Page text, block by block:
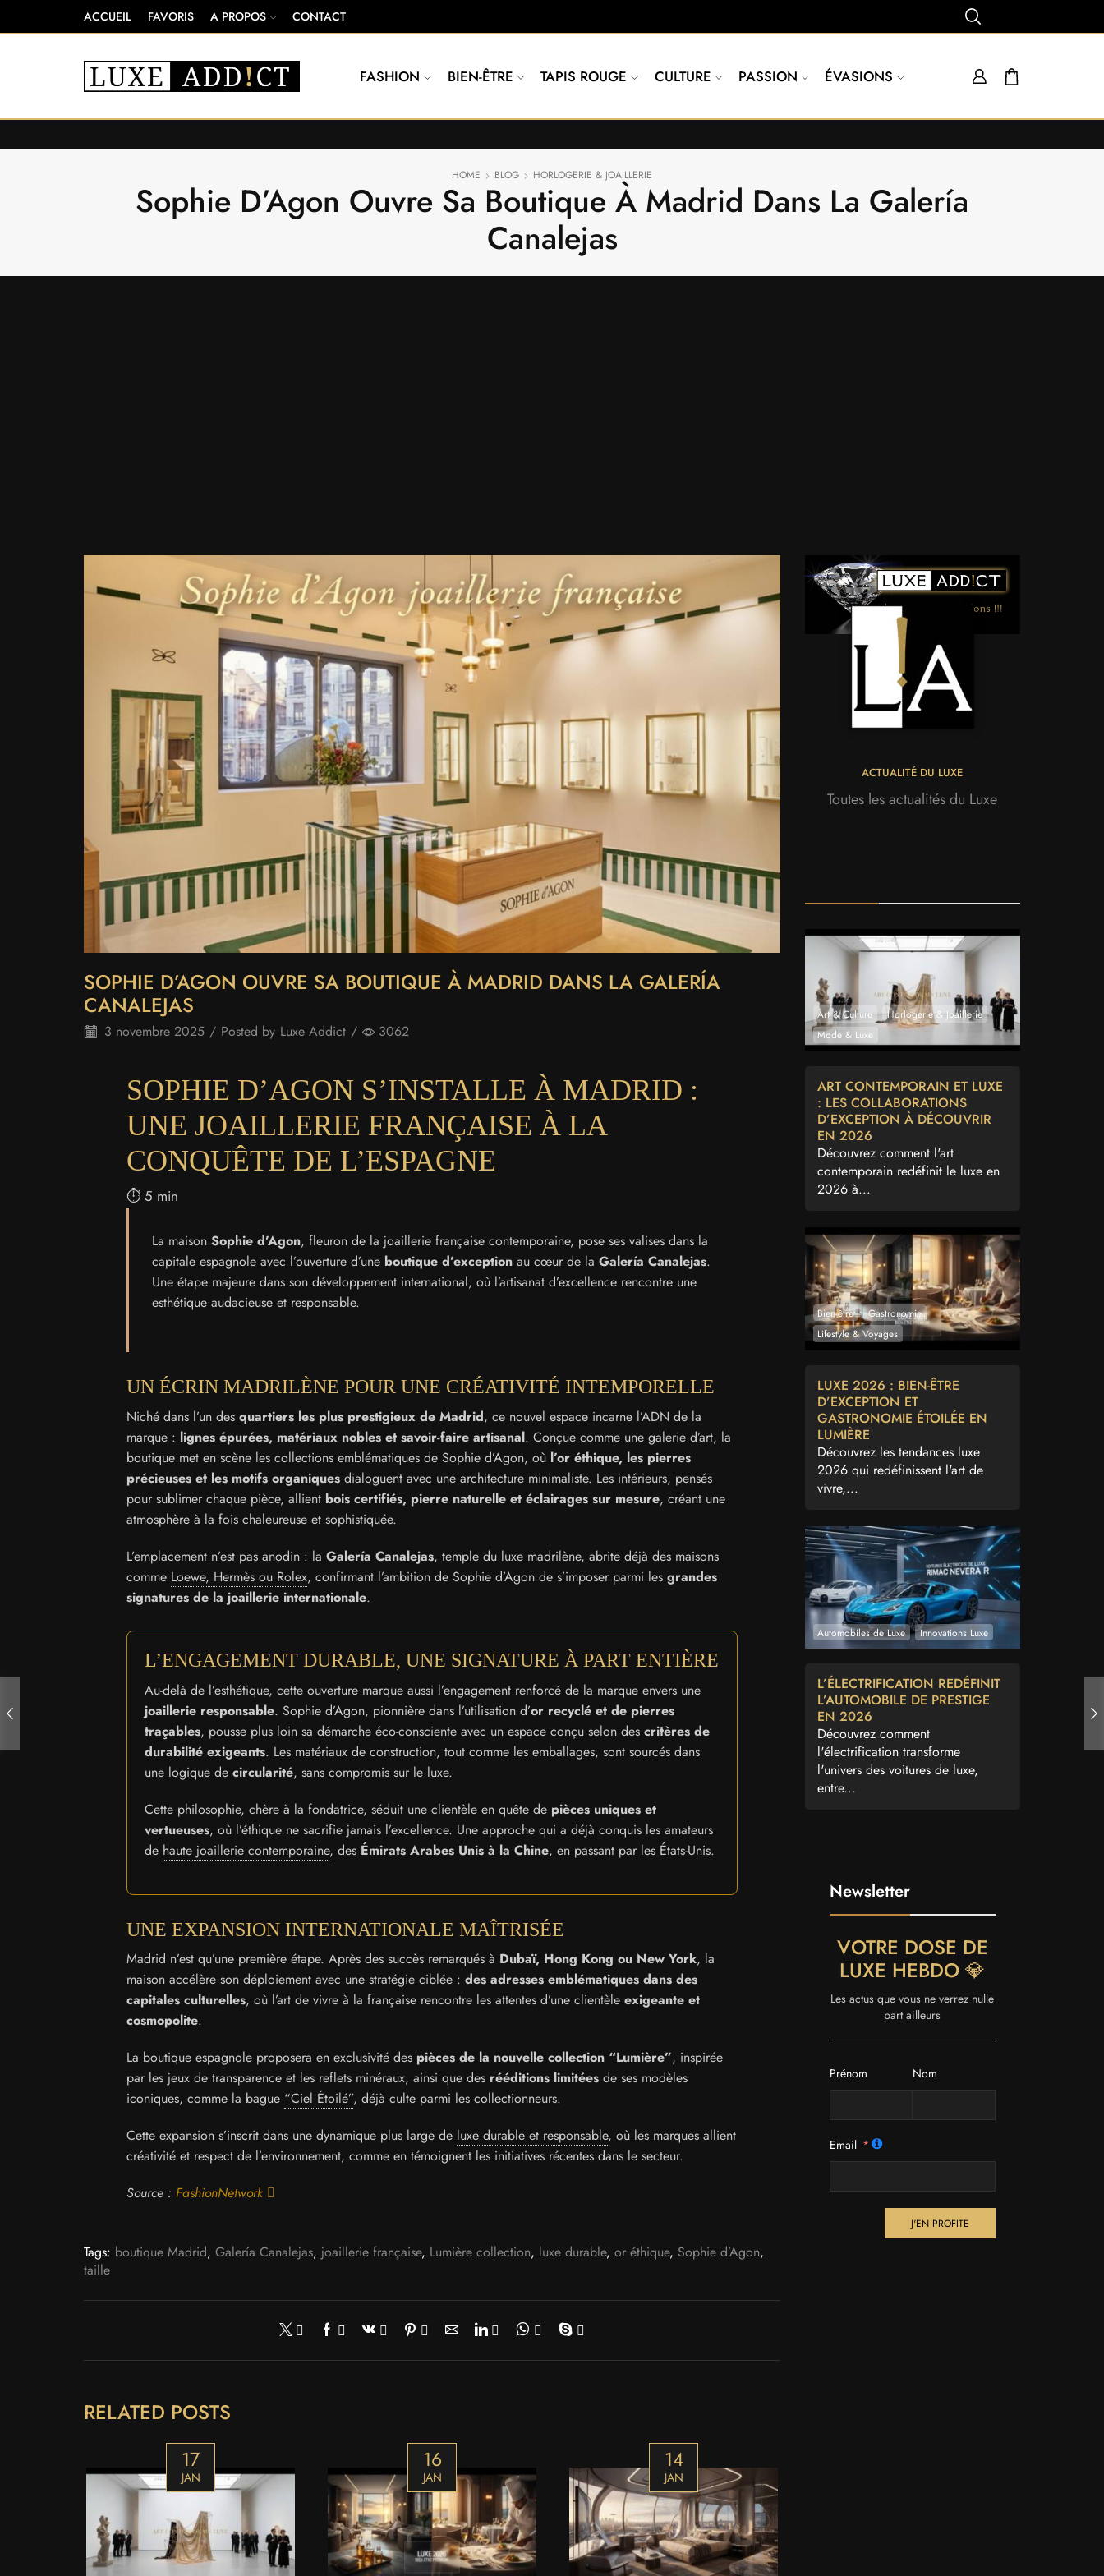
ACCUEIL FAVORIS A PROPOS CONTACT
FASHION BIEN-ÊTRE TAPIS ROUGE CULTURE PASSION ÉVASIONS
HOME BLOG HORLOGERIE & JOAILLERIE
Sophie D’Agon Ouvre Sa Boutique À Madrid Dans La Galería
Canalejas
SOPHIE D’AGON OUVRE SA BOUTIQUE À MADRID DANS LA GALERÍA
CANALEJAS
3 novembre 2025 / Posted by Luxe Addict / 3062
SOPHIE D’AGON S’INSTALLE À MADRID :
UNE JOAILLERIE FRANÇAISE À LA
CONQUÊTE DE L’ESPAGNE
⏱️ 5 min
La maison Sophie d’Agon, fleuron de la joaillerie française contemporaine, pose ses valises dans la
capitale espagnole avec l’ouverture d’une boutique d’exceptionau cœur de la Galería Canalejas.
Une étape majeure dans son développement international, où l’artisanat d’excellence rencontre une
esthétique audacieuse et responsable.
UN ÉCRIN MADRILÈNE POUR UNE CRÉATIVITÉ INTEMPORELLE
Niché dans l’un des quartiers les plus prestigieux de Madrid, ce nouvel espace incarne l’ADN de la
marque : lignes épurées, matériaux nobles et savoir-faire artisanal. Conçue comme une galerie d’art, la
boutique met en scène les collections emblématiques de Sophie d’Agon, où l’or éthique, les pierres
précieuses et les motifs organiquesdialoguent avec une architecture minimaliste. Les intérieurs, pensés
pour sublimer chaque pièce, allient bois certifiés, pierre naturelle et éclairages sur mesure, créant une
atmosphère à la fois chaleureuse et sophistiquée.
L’emplacement n’est pas anodin : la Galería Canalejas, temple du luxe madrilène, abrite déjà des maisons
comme Loewe, Hermès ou Rolex, confirmant l’ambition de Sophie d’Agon de s’imposer parmi les grandes
signatures de la joaillerie internationale.
L’ENGAGEMENT DURABLE, UNE SIGNATURE À PART ENTIÈRE
Au-delà de l’esthétique, cette ouverture marque aussi l’engagement renforcé de la marque envers une
joaillerie responsable. Sophie d’Agon, pionnière dans l’utilisation d’or recyclé et de pierres
traçables, pousse plus loin sa démarche éco-consciente avec un espace conçu selon des critères de
durabilité exigeants. Les matériaux de construction, tout comme les emballages, sont sourcés dans
une logique de circularité, sans compromis sur le luxe.
Cette philosophie, chère à la fondatrice, séduit une clientèle en quête de pièces uniques et
vertueuses, où l’éthique ne sacrifie jamais l’excellence. Une approche qui a déjà conquis les amateurs
de haute joaillerie contemporaine, des Émirats Arabes Unis à la Chine, en passant par les États-Unis.
UNE EXPANSION INTERNATIONALE MAÎTRISÉE
Madrid n’est qu’une première étape. Après des succès remarqués à Dubaï, Hong Kong ou New York, la
maison accélère son déploiement avec une stratégie ciblée : des adresses emblématiques dans des
capitales culturelles, où l’art de vivre à la française rencontre les attentes d’une clientèle exigeante et
cosmopolite.
La boutique espagnole proposera en exclusivité des pièces de la nouvelle collection “Lumière”, inspirée
par les jeux de transparence et les reflets minéraux, ainsi que des rééditions limitéesde ses modèles
iconiques, comme la bague “Ciel Étoilé”, déjà culte parmi les collectionneurs.
Cette expansion s’inscrit dans une dynamique plus large de luxe durable et responsable, où les marques allient
créativité et respect de l’environnement, comme en témoignent les initiatives récentes dans le secteur.
Source : FashionNetwork
Tags: boutique Madrid, Galería Canalejas, joaillerie française, Lumière collection, luxe durable, or éthique, Sophie d’Agon,
taille
RELATED POSTS
17
JAN
16
JAN
14
JAN
ACTUALITÉ DU LUXE
Toutes les actualités du Luxe
Art & Culture
Horlogerie & Joaillerie
Mode & Luxe
ART CONTEMPORAIN ET LUXE
: LES COLLABORATIONS
D’EXCEPTION À DÉCOUVRIR
EN 2026
Découvrez comment l'art
contemporain redéfinit le luxe en
2026 à...
Bien-être
Gastronomie
Lifestyle & Voyages
LUXE 2026 : BIEN-ÊTRE
D’EXCEPTION ET
GASTRONOMIE ÉTOILÉE EN
LUMIÈRE
Découvrez les tendances luxe
2026 qui redéfinissent l'art de
vivre,...
Automobiles de Luxe Innovations Luxe
L’ÉLECTRIFICATION REDÉFINIT
L’AUTOMOBILE DE PRESTIGE
EN 2026
Découvrez comment
l'électrification transforme
l'univers des voitures de luxe,
entre...
Newsletter
VOTRE DOSE DE
LUXE HEBDO 💎
Les actus que vous ne verrez nulle
part ailleurs
Prénom Nom
Email
J'EN PROFITE